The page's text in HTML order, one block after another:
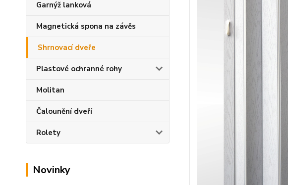
Garnýž lanková
Magnetická spona na závěs
Shrnovací dveře
Plastové ochranné rohy
Molitan
Čalounění dveří
Rolety
Novinky